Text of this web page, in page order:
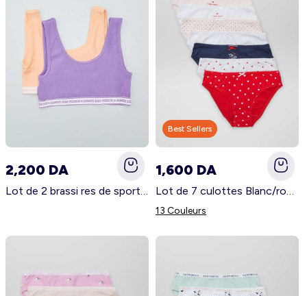
2,200 DA
Best Sellers
1,600 DA
13 Couleurs